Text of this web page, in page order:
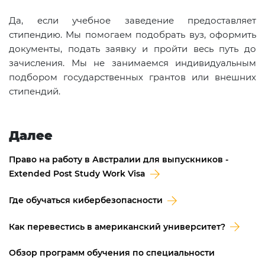
Да, если учебное заведение предоставляет
стипендию. Мы помогаем подобрать вуз, оформить
документы, подать заявку и пройти весь путь до
зачисления. Мы не занимаемся индивидуальным
подбором государственных грантов или внешних
стипендий.
Далее
Право на работу в Австралии для выпускников -
Extended Post Study Work Visa
Где обучаться кибербезопасности
Как перевестись в американский университет?
Обзор программ обучения по специальности